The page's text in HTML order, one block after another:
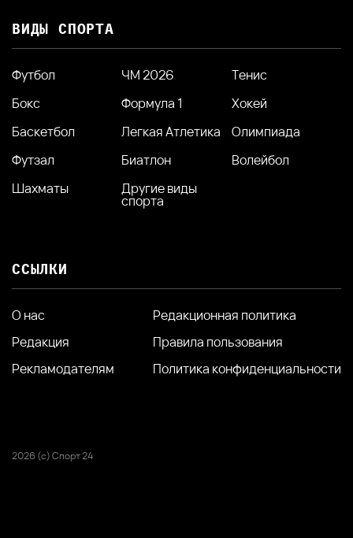
ВИДЫ СПОРТА
Футбол ЧМ 2026
Тенис
Бокс
Формула 1
Хокей
Баскетбол
Легкая Атлетика
Олимпиада
Футзал
Биатлон
Волейбол
Шахматы
Другие виды
спорта
ССЫЛКИ
О нас
Редакция
Рекламодателям
Редакционная политика
Правила пользования
Политика конфиденциальности
2026 (с) Спорт 24